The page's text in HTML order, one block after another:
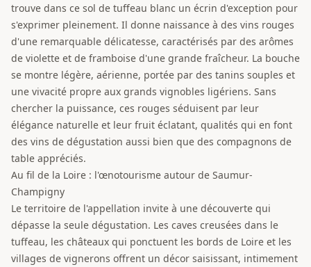
trouve dans ce sol de tuffeau blanc un écrin d'exception pour
s'exprimer pleinement. Il donne naissance à des vins rouges
d'une remarquable délicatesse, caractérisés par des arômes
de violette et de framboise d'une grande fraîcheur. La bouche
se montre légère, aérienne, portée par des tanins souples et
une vivacité propre aux grands vignobles ligériens. Sans
chercher la puissance, ces rouges séduisent par leur
élégance naturelle et leur fruit éclatant, qualités qui en font
des vins de dégustation aussi bien que des compagnons de
table appréciés.
Au fil de la Loire : l'œnotourisme autour de Saumur-
Champigny
Le territoire de l'appellation invite à une découverte qui
dépasse la seule dégustation. Les caves creusées dans le
tuffeau, les châteaux qui ponctuent les bords de Loire et les
villages de vignerons offrent un décor saisissant, intimement